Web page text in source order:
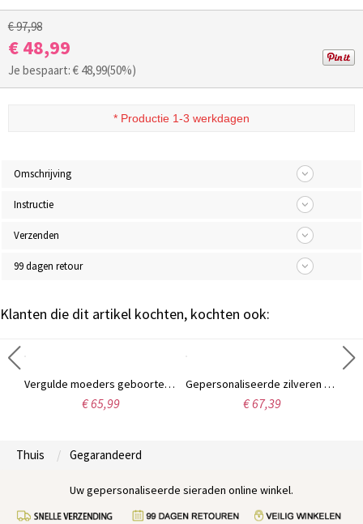
€ 97,98
€ 48,99
Je bespaart: € 48,99(50%)
* Productie 1-3 werkdagen
Omschrijving
Instructie
Verzenden
99 dagen retour
Klanten die dit artikel kochten, kochten ook:
Vergulde moeders geboortesteen hartketting met gegraveerde namen, 18 karaats goud
€ 65,99
Gepersonaliseerde zilveren ketting met hart-in-hart geboortesteen en naam, Moederdagcadeau voor grootouders
€ 67,39
Thuis Gegarandeerd
Uw gepersonaliseerde sieraden online winkel.